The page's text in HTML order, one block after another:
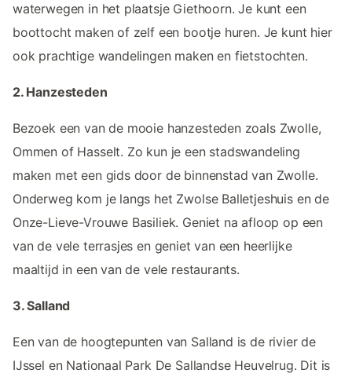
waterwegen in het plaatsje Giethoorn. Je kunt een
boottocht maken of zelf een bootje huren. Je kunt hier
ook prachtige wandelingen maken en fietstochten.
2. Hanzesteden
Bezoek een van de mooie hanzesteden zoals Zwolle,
Ommen of Hasselt. Zo kun je een stadswandeling
maken met een gids door de binnenstad van Zwolle.
Onderweg kom je langs het Zwolse Balletjeshuis en de
Onze-Lieve-Vrouwe Basiliek. Geniet na afloop op een
van de vele terrasjes en geniet van een heerlijke
maaltijd in een van de vele restaurants.
3. Salland
Een van de hoogtepunten van Salland is de rivier de
IJssel en Nationaal Park De Sallandse Heuvelrug. Dit is